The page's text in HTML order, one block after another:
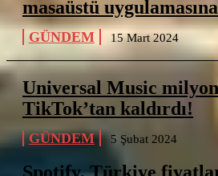
masaüstü
GÜNDEM 15 Mart 2024
Universal Music
TikTok’tan kaldırdı!
GÜNDEM 5 Şubat 2024